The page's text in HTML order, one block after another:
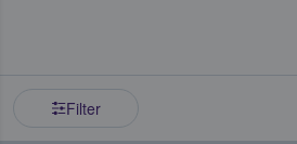
Filter